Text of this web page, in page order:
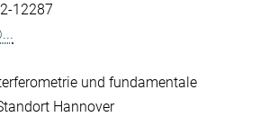
12287
und fundamentale
Hannover